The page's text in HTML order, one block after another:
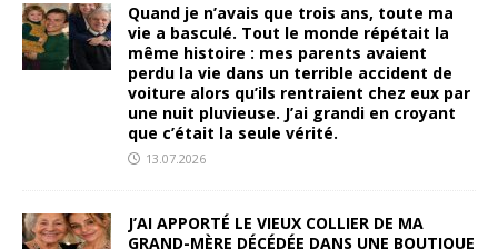
Quand je n’avais que trois ans, toute ma
vie a basculé. Tout le monde répétait la
même histoire : mes parents avaient
perdu la vie dans un terrible accident de
voiture alors qu’ils rentraient chez eux par
une nuit pluvieuse. J’ai grandi en croyant
que c’était la seule vérité.
13.07.2026
J’AI APPORTÉ LE VIEUX COLLIER DE MA
GRAND-MÈRE DÉCÉDÉE DANS UNE BOUTIQUE